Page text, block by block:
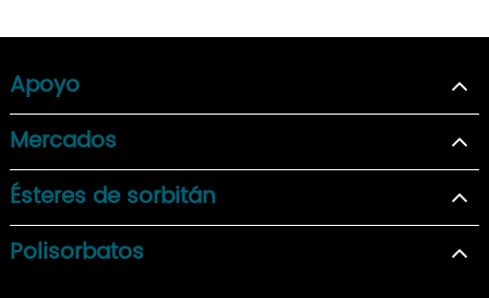
Apoyo
Mercados
Ésteres de sorbitán
Polisorbatos